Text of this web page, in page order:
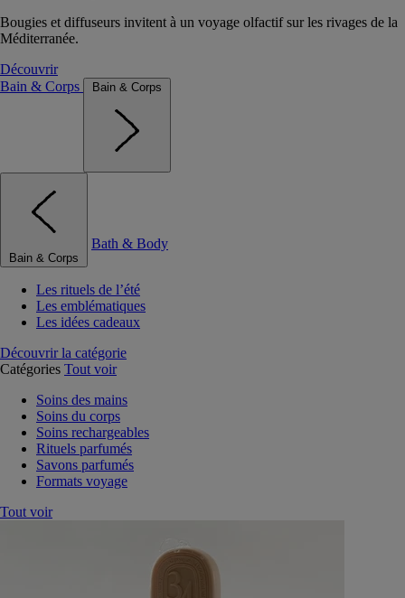
Bougies et diffuseurs invitent à un voyage olfactif sur les rivages de la
Méditerranée.
Découvrir
Bain & Corps
Bain & Corps
Bain & Corps
Bath & Body
Les rituels de l’été
Les emblématiques
Les idées cadeaux
Découvrir la catégorie
Catégories Tout voir
Soins des mains
Soins du corps
Soins rechargeables
Rituels parfumés
Savons parfumés
Formats voyage
Tout voir